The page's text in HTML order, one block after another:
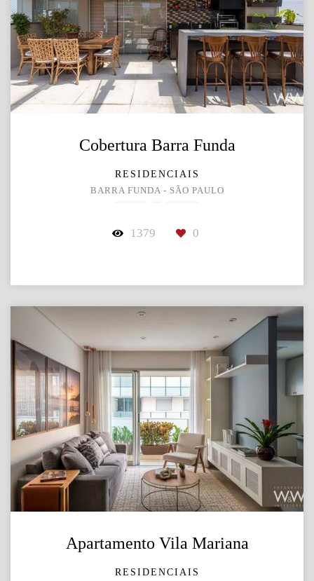
Cobertura Barra Funda
RESIDENCIAIS
BARRA FUNDA - SÃO PAULO
1379 0
Apartamento Vila Mariana
RESIDENCIAIS